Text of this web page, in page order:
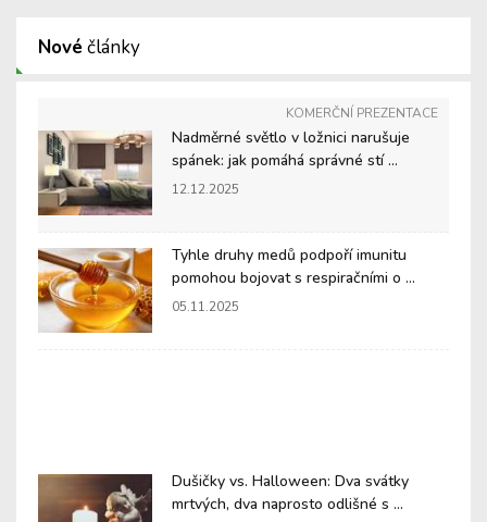
Nové články
KOMERČNÍ PREZENTACE
Nadměrné světlo v ložnici narušuje
spánek: jak pomáhá správné stí ...
12.12.2025
Tyhle druhy medů podpoří imunitu
pomohou bojovat s respiračními o ...
05.11.2025
Dušičky vs. Halloween: Dva svátky
mrtvých, dva naprosto odlišné s ...